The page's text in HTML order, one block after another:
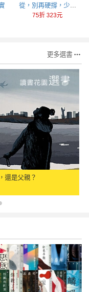
從，別再硬撐，少做
一點，成就更多
75折 323元
更多選書
還是父親？